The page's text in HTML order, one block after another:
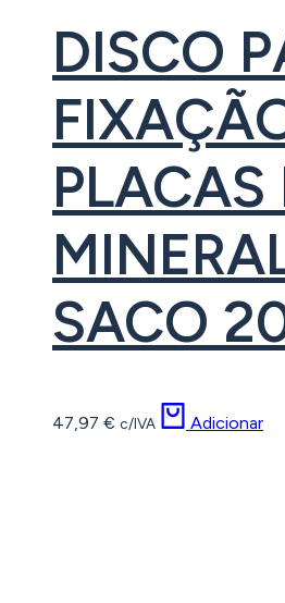
DISCO
PLACAS
SACO
47,97 € c/IVA Adicionar